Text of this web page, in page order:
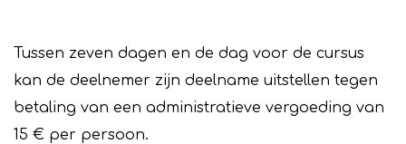
Tussen zeven dagen en de dag voor de cursus
kan de deelnemer zijn deelname uitstellen tegen
betaling van een administratieve vergoeding van
15 € per persoon.